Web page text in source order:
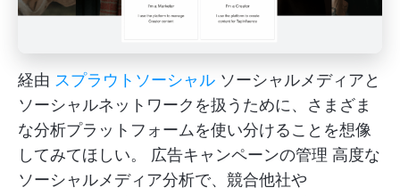
経由 スプラウトソーシャル ソーシャルメディアと
ソーシャルネットワークを扱うために、さまざま
な分析プラットフォームを使い分けることを想像
してみてほしい。 広告キャンペーンの管理 高度な
ソーシャルメディア分析で、競合他社や